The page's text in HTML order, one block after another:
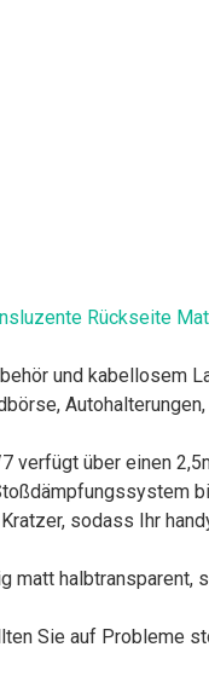
Rückseite
und kabellosem
verfügt über einen
sodass Ihr
halbtransparent,
Sie auf Probleme